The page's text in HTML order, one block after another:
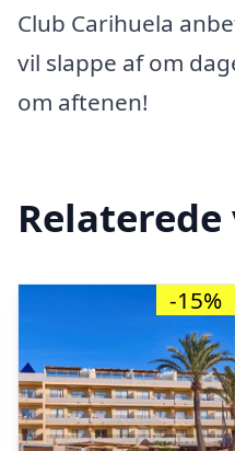
Club Carihuela
vil slappe af om
om aftenen!
-15%